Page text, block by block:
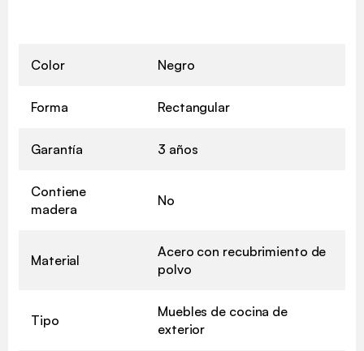
Color Negro
Forma Rectangular
Garantía 3 años
Contiene
madera
No
Material
Acero con recubrimiento de
polvo
Tipo
Muebles de cocina de
exterior